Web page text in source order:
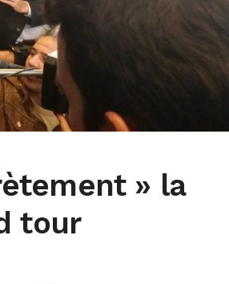
» la
tour